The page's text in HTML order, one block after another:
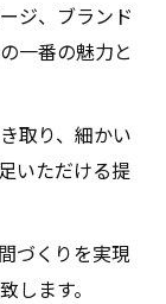
ジ、ブランド
一番の魅力と
取り、細かい
いただける提
づくりを実現
します。